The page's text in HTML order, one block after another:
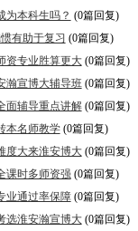
为本科生吗？ (0篇回复)
有助于复习 (0篇回复)
资专业胜算更大(0篇回复)
瀚宣博大辅导班(0篇回复)
面辅导重点讲解(0篇回复)
本名师教学(0篇回复)
度大来淮安博大(0篇回复)
课时多师资强(0篇回复)
业通过率保障(0篇回复)
选淮安瀚宣博大(0篇回复)